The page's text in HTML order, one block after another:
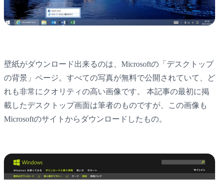
壁紙がダウンロード出来るのは、Microsoftの「デスクトップ
の背景」ページ。すべての写真が無料で公開されていて、ど
れも非常にクオリティの高い画像です。 本記事の最初に掲
載したデスクトップ画面は筆者のものですが、この画像も
Microsoftのサイトからダウンロードしたもの。